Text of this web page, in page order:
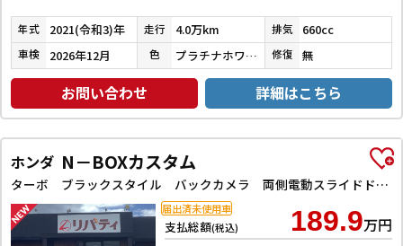
年式 2021(令和3)年 走行 4.0万km 排気 660cc
車検 2026年12月 色 プラチナホワイトパール 修復 無
お問い合わせ 詳細はこちら
ホンダ N－BOXカスタム
ターボ ブラックスタイル バックカメラ 両側電動スライドドア クリアランスソナー オートクルーズコントロール レーンアシスト オートライト スマートキー アイドリングストップ 電動格納ミラー シートヒーター CVT ESC
支払総額(税込) 189.9万円
届出済未使用車